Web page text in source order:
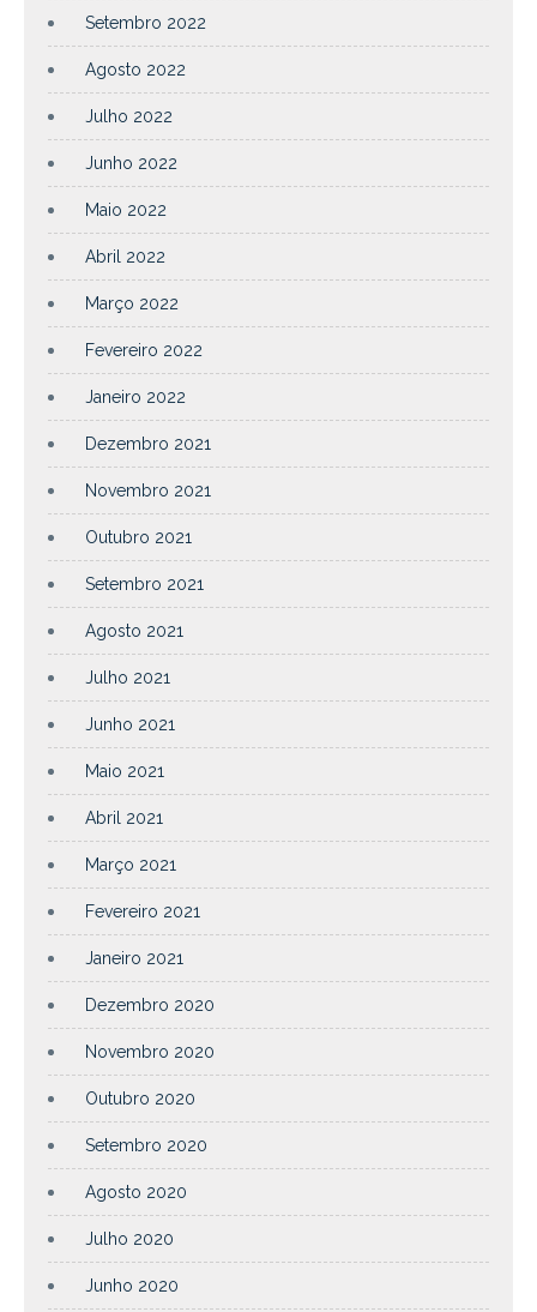
Setembro 2022
Agosto 2022
Julho 2022
Junho 2022
Maio 2022
Abril 2022
Março 2022
Fevereiro 2022
Janeiro 2022
Dezembro 2021
Novembro 2021
Outubro 2021
Setembro 2021
Agosto 2021
Julho 2021
Junho 2021
Maio 2021
Abril 2021
Março 2021
Fevereiro 2021
Janeiro 2021
Dezembro 2020
Novembro 2020
Outubro 2020
Setembro 2020
Agosto 2020
Julho 2020
Junho 2020